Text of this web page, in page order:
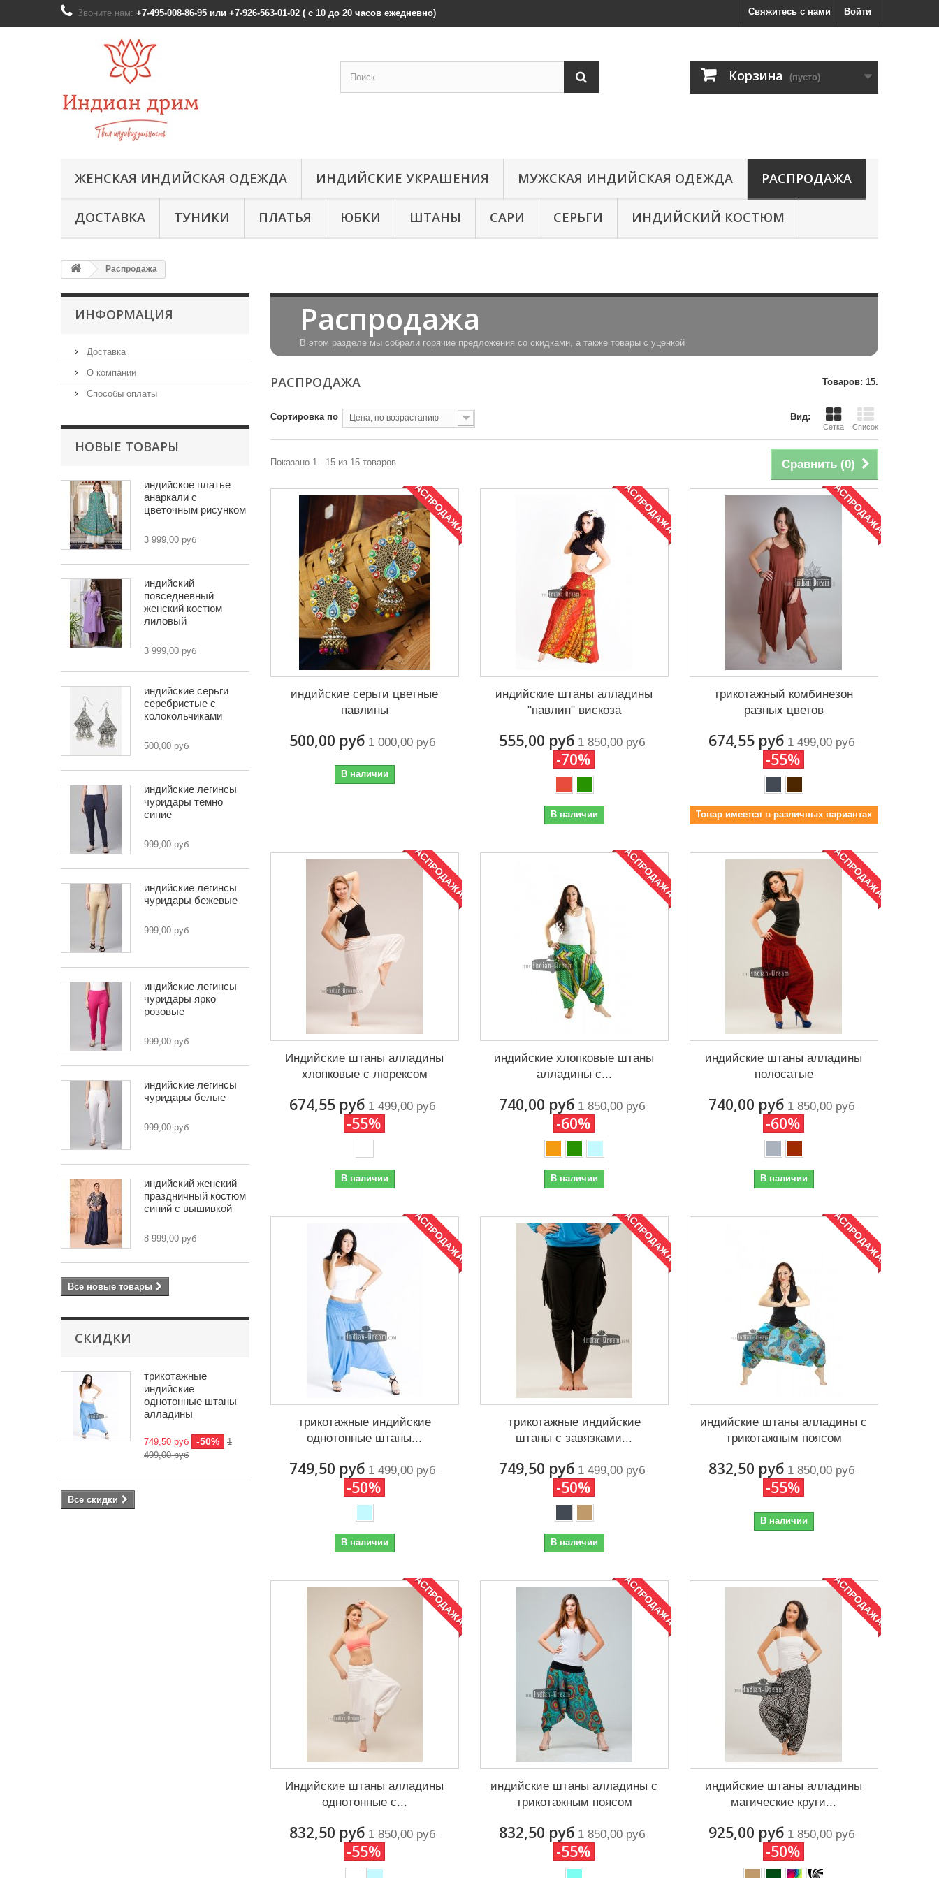
Войти
Свяжитесь с нами
Звоните нам: +7-495-008-86-95 или +7-926-563-01-02 ( с 10 до 20 часов ежедневно)
Корзина (пусто)
ЖЕНСКАЯ ИНДИЙСКАЯ ОДЕЖДА ИНДИЙСКИЕ УКРАШЕНИЯ МУЖСКАЯ ИНДИЙСКАЯ ОДЕЖДА РАСПРОДАЖА
ДОСТАВКА ТУНИКИ ПЛАТЬЯ ЮБКИ ШТАНЫ САРИ СЕРЬГИ ИНДИЙСКИЙ КОСТЮМ
Распродажа
ИНФОРМАЦИЯ
Доставка
О компании
Способы оплаты
НОВЫЕ ТОВАРЫ
индийское платье
анаркали с
цветочным рисунком
3 999,00 руб
индийский
повседневный
женский костюм
лиловый
3 999,00 руб
индийские серьги
серебристые с
колокольчиками
500,00 руб
индийские легинсы
чуридары темно
синие
999,00 руб
индийские легинсы
чуридары бежевые
999,00 руб
индийские легинсы
чуридары ярко
розовые
999,00 руб
индийские легинсы
чуридары белые
999,00 руб
индийский женский
праздничный костюм
синий с вышивкой
8 999,00 руб
Все новые товары
СКИДКИ
трикотажные
индийские
однотонные штаны
алладины
749,50 руб -50%
1
499,00 руб
Все скидки
Распродажа
В этом разделе мы собрали горячие предложения со скидками, а также товары с уценкой
РАСПРОДАЖА Товаров: 15.
Вид:
Сетка Список
Сортировка по Цена, по возрастанию
Сравнить (0)
Показано 1 - 15 из 15 товаров
РАСПРОДАЖА!
индийские серьги цветные
павлины
500,00 руб 1 000,00 руб
В наличии
РАСПРОДАЖА!
индийские штаны алладины
"павлин" вискоза
555,00 руб 1 850,00 руб
-70%
В наличии
РАСПРОДАЖА!
трикотажный комбинезон
разных цветов
674,55 руб 1 499,00 руб
-55%
Товар имеется в различных вариантах
РАСПРОДАЖА!
Индийские штаны алладины
хлопковые с люрексом
674,55 руб 1 499,00 руб
-55%
В наличии
РАСПРОДАЖА!
индийские хлопковые штаны
алладины с...
740,00 руб 1 850,00 руб
-60%
В наличии
РАСПРОДАЖА!
индийские штаны алладины
полосатые
740,00 руб 1 850,00 руб
-60%
В наличии
РАСПРОДАЖА!
трикотажные индийские
однотонные штаны...
749,50 руб 1 499,00 руб
-50%
В наличии
РАСПРОДАЖА!
трикотажные индийские
штаны с завязками...
749,50 руб 1 499,00 руб
-50%
В наличии
РАСПРОДАЖА!
индийские штаны алладины с
трикотажным поясом
832,50 руб 1 850,00 руб
-55%
В наличии
РАСПРОДАЖА!
Индийские штаны алладины
однотонные с...
832,50 руб 1 850,00 руб
-55%
РАСПРОДАЖА!
индийские штаны алладины с
трикотажным поясом
832,50 руб 1 850,00 руб
-55%
РАСПРОДАЖА!
индийские штаны алладины
магические круги...
925,00 руб 1 850,00 руб
-50%